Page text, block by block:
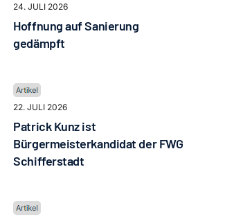
24. JULI 2026
Hoffnung auf Sanierung
gedämpft
22. JULI 2026
Patrick Kunz ist
Bürgermeisterkandidat der FWG
Schifferstadt